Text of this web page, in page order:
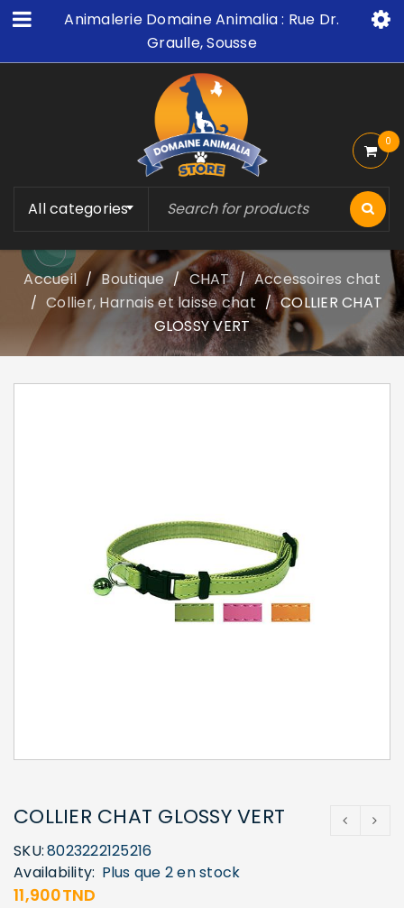
Animalerie Domaine Animalia : Rue Dr.
Graulle, Sousse
All categories
0
Accueil / Boutique / CHAT / Accessoires chat
/ Collier, Harnais et laisse chat / COLLIER CHAT
GLOSSY VERT
COLLIER CHAT GLOSSY VERT
SKU:8023222125216
Availability: Plus que 2 en stock
11,900TND